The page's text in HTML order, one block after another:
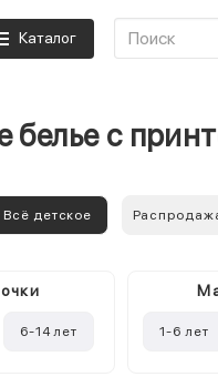
Каталог
с
Всё детское
6-14 лет 1-6 лет